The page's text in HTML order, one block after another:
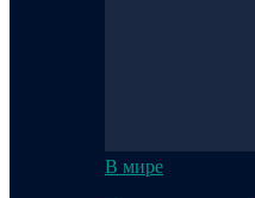
В мире